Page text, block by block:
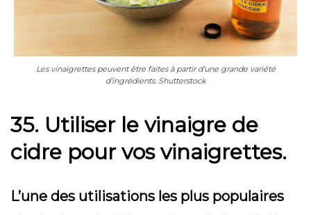
Les vinaigrettes peuvent être faites à partir d’une grande variété
d’ingrédients. Shutterstock
35. Utiliser le vinaigre de
cidre pour vos vinaigrettes.
L’une des utilisations les plus populaires